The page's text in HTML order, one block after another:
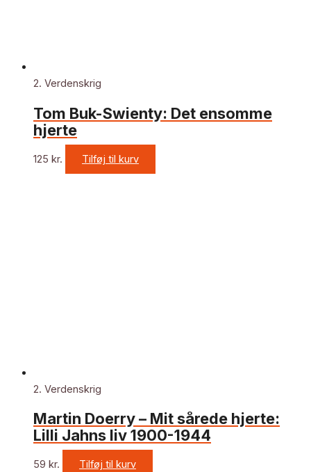
2. Verdenskrig
Tom Buk-Swienty: Det ensomme
hjerte
125 kr. Tilføj til kurv
2. Verdenskrig
Martin Doerry – Mit sårede hjerte:
Lilli Jahns liv 1900-1944
59 kr. Tilføj til kurv